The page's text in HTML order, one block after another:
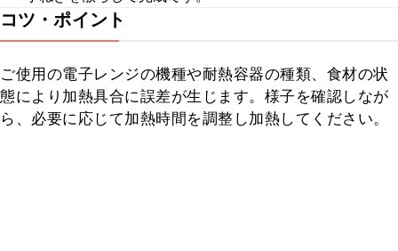
コツ・ポイント
ご使用の電子レンジの機種や耐熱容器の種類、食材の状
態により加熱具合に誤差が生じます。様子を確認しなが
ら、必要に応じて加熱時間を調整し加熱してください。